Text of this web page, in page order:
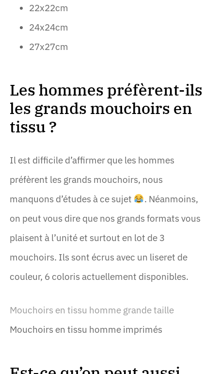
22x22cm
24x24cm
27x27cm
Les hommes préfèrent-ils
les grands mouchoirs en
tissu ?
Il est difficile d’affirmer que les hommes
préfèrent les grands mouchoirs, nous
manquons d’études à ce sujet
. Néanmoins,
on peut vous dire que nos grands formats vous
plaisent à l’unité et surtout en lot de 3
mouchoirs. Ils sont écrus avec un liseret de
couleur, 6 coloris actuellement disponibles.
Mouchoirs en tissu homme grande taille
Mouchoirs en tissu homme imprimés